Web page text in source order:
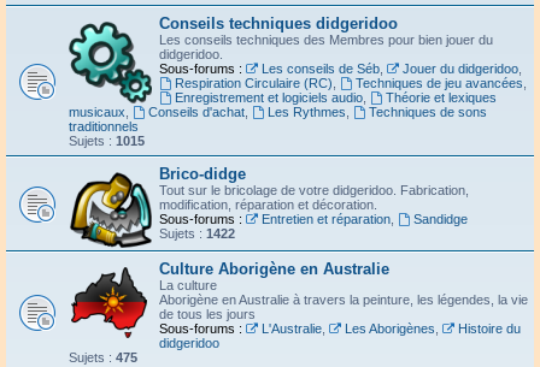
Conseils techniques didgeridoo
Les conseils techniques des Membres pour bien jouer du
didgeridoo.
Sous-forums :
Les conseils de Séb, Jouer du didgeridoo,
Respiration Circulaire (RC)
Techniques de jeu avancées
Enregistrement et logiciels audio,
Théorie et lexiques
musicaux
Conseils d'achat, Les Rythmes
Techniques de sons
traditionnels
Sujets : 1015
Brico-didge
Tout sur le bricolage de votre didgeridoo. Fabrication,
modification, réparation et décoration.
Sous-forums :
Entretien et réparation,
Sandidge
Sujets : 1422
Culture Aborigène en Australie
La culture
Aborigène en Australie à travers la peinture, les légendes, la vie
de tous les jours
Sous-forums :
L'Australie, Les Aborigènes
Histoire du
didgeridoo
Sujets : 475